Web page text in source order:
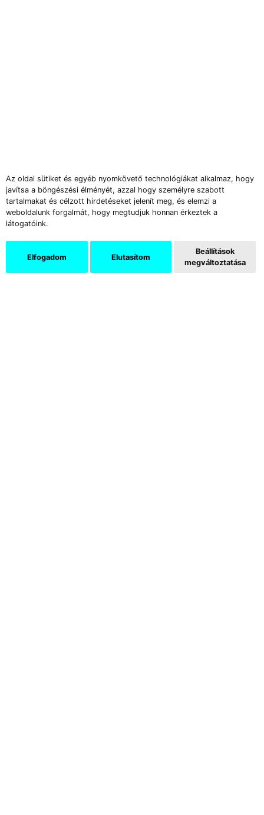
Az oldal sütiket és egyéb nyomkövető technológiákat alkalmaz, hogy
javítsa a böngészési élményét, azzal hogy személyre szabott
tartalmakat és célzott hirdetéseket jelenít meg, és elemzi a
weboldalunk forgalmát, hogy megtudjuk honnan érkeztek a
látogatóink.
Elfogadom Elutasítom
Beállítások
megváltoztatása